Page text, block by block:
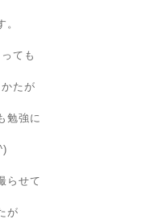
ても
たが
勉強に
らせて
が